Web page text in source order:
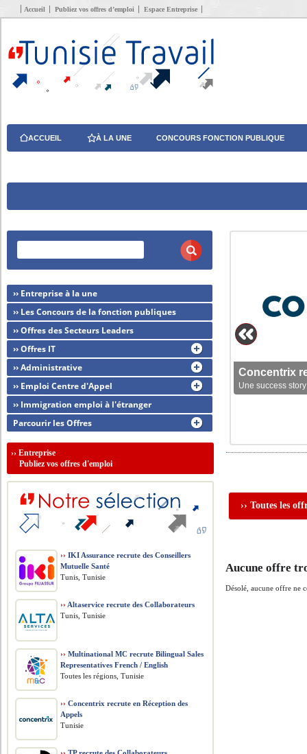
Accueil Publiez vos offres d’emploi Espace Entreprise
ACCUEIL À LA UNE CONCOURS FONCTION PUBLIQUE
Concentrix
Une success
›› Toutes les
Aucune offre
Désolé, aucune offre ne
›› Entreprise à la une
›› Les Concours de la fonction publiques
›› Offres des Secteurs Leaders
›› Offres IT
›› Administrative
›› Emploi Centre d'Appel
›› Immigration emploi à l'étranger
Parcourir les Offres
››Entreprise
Publiez vos offres d'emploi
›› IKI Assurance recrute des Conseillers
Mutuelle Santé
Tunis, Tunisie
›› Altaservice recrute des Collaborateurs
Tunis, Tunisie
›› Multinational MC recrute Bilingual Sales
Representatives French / English
Toutes les régions, Tunisie
›› Concentrix recrute en Réception des
Appels
Tunisie